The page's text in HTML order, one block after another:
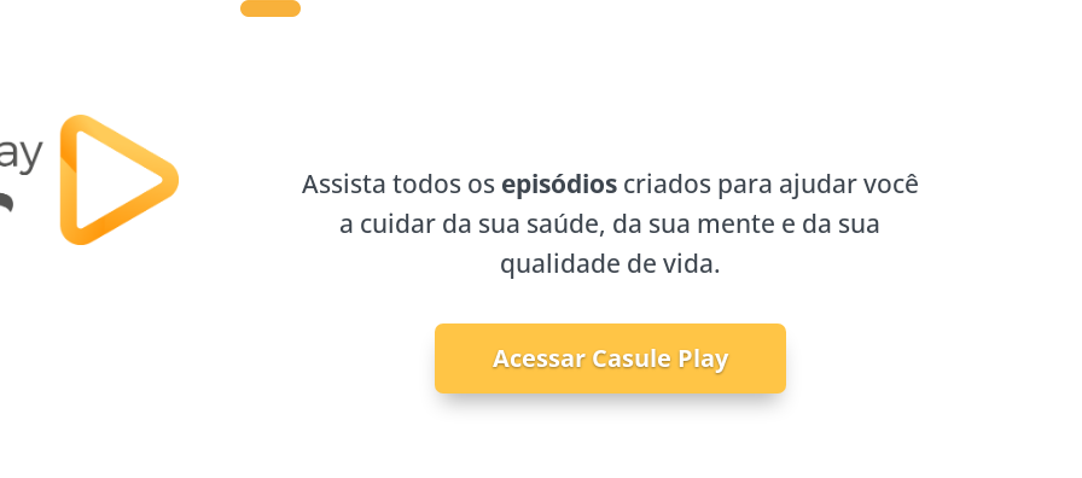
Assista todos os episódioscriados para ajudar você
a cuidar da sua saúde, da sua mente e da sua
qualidade de vida.
Acessar Casule Play